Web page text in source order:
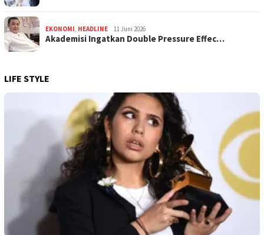
EKONOMI, HEADLINE 11 Juni 2026
Akademisi Ingatkan Double Pressure Effec…
LIFE STYLE